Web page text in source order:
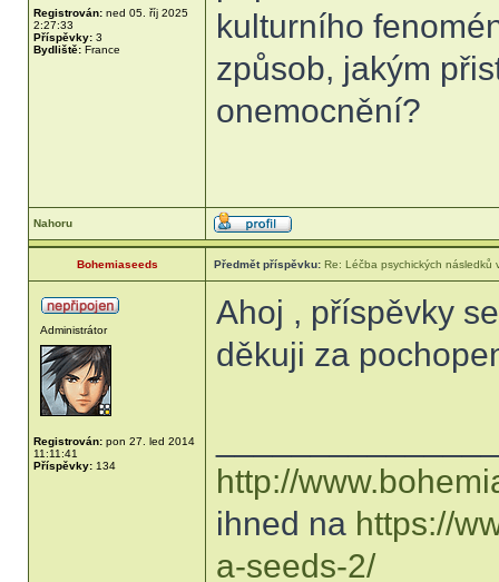
Registrován: ned 05. říj 2025
2:27:33
Příspěvky: 3
Bydliště: France
kulturního
způsob, jakým
onemocnění?
Nahoru
Bohemiaseeds Předmět příspěvku: Re: Léčba psychických následků
Administrátor
Registrován: pon 27. led 2014
11:11:41
Příspěvky: 134
Ahoj , příspěvky
děkuji za
http://
ihned na https://
a-seeds-2/